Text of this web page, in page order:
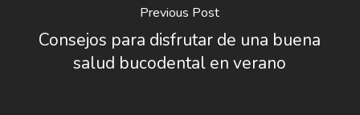
Previous Post
Consejos para disfrutar de una buena
salud bucodental en verano